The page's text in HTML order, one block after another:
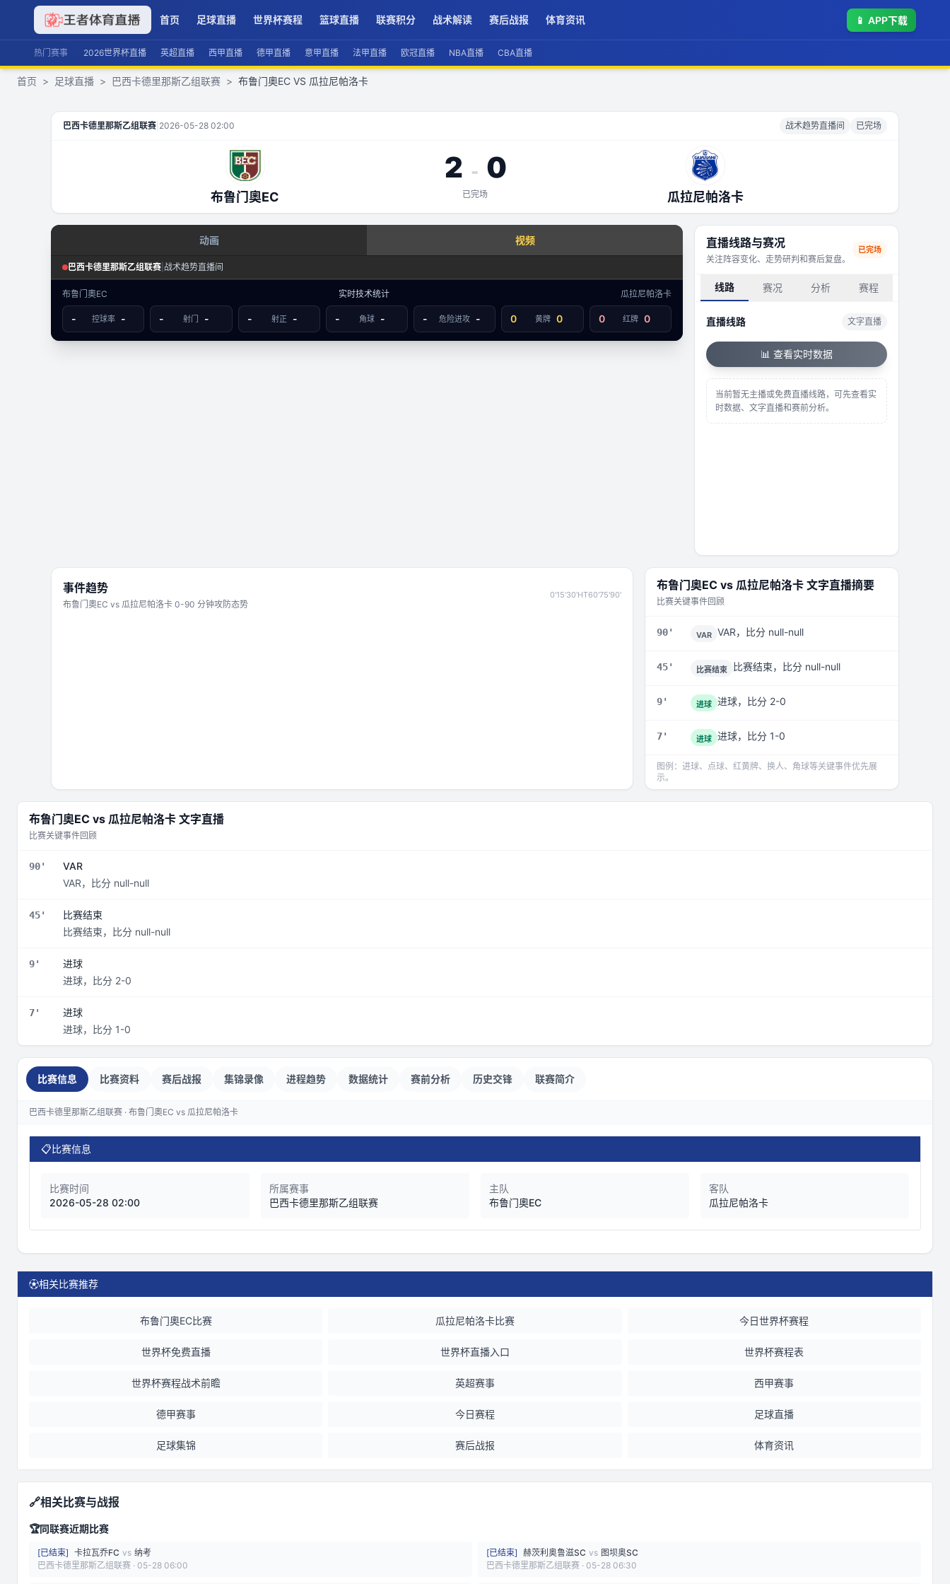
首页 足球直播 世界杯赛程 篮球直播 联赛积分 战术解读 赛后战报 体育资讯 📱 APP下载
热门赛事 2026世界杯直播 英超直播 西甲直播 德甲直播 意甲直播 法甲直播 欧冠直播 NBA直播 CBA直播
首页 > 足球直播 > 巴西卡德里那斯乙组联赛 > 布鲁门奧EC VS 瓜拉尼帕洛卡
布鲁门奧ECVS瓜拉尼帕洛卡直播
巴西卡德里那斯乙组联赛 2026-05-28 02:00 战术趋势直播间 已完场
布鲁门奧EC
2 - 0
已完场 瓜拉尼帕洛卡
动画 视频
巴西卡德里那斯乙组联赛 战术趋势直播间
巴西卡德里那斯乙组联赛
已结束
数据视图
-
查看实时数据
足球场景态势
布鲁门奧EC 实时技术统计 瓜拉尼帕洛卡
- 控球率 - - 射门 - - 射正 - - 角球 - - 危险进攻 - 0 黄牌 0 0 红牌 0
直播线路与赛况
关注阵容变化、走势研判和赛后复盘。
已完场
线路 赛况 分析 赛程
直播线路 文字直播
📊 查看实时数据
当前暂无主播或免费直播线路，可先查看实
时数据、文字直播和赛前分析。
事件趋势
布鲁门奧EC vs 瓜拉尼帕洛卡 0-90 分钟攻防态势
0'15'30'HT60'75'90'
布鲁门奧EC vs 瓜拉尼帕洛卡 文字直播摘要
比赛关键事件回顾
90' VAR VAR，比分 null-null
45' 比赛结束 比赛结束，比分 null-null
9' 进球 进球，比分 2-0
7' 进球 进球，比分 1-0
图例：进球、点球、红黄牌、换人、角球等关键事件优先展
示。
布鲁门奧EC vs 瓜拉尼帕洛卡 文字直播
比赛关键事件回顾
90'
VAR
VAR，比分 null-null
45'
比赛结束
比赛结束，比分 null-null
9'
进球
进球，比分 2-0
7'
进球
进球，比分 1-0
比赛信息 比赛资料 赛后战报 集锦录像 进程趋势 数据统计 赛前分析 历史交锋 联赛简介
巴西卡德里那斯乙组联赛 · 布鲁门奧EC vs 瓜拉尼帕洛卡
📋比赛信息
比赛时间
2026-05-28 02:00
所属赛事
巴西卡德里那斯乙组联赛
主队
布鲁门奧EC
客队
瓜拉尼帕洛卡
⚽相关比赛推荐
布鲁门奧EC比赛 瓜拉尼帕洛卡比赛 今日世界杯赛程
世界杯免费直播 世界杯直播入口 世界杯赛程表
世界杯赛程战术前瞻 英超赛事 西甲赛事
德甲赛事 今日赛程 足球直播
足球集锦 赛后战报 体育资讯
🔗相关比赛与战报
🏆同联赛近期比赛
[已结束] 卡拉瓦乔FC vs 纳考
巴西卡德里那斯乙组联赛 · 05-28 06:00
[已结束] 赫茨利奥鲁滋SC vs 图坝奥SC
巴西卡德里那斯乙组联赛 · 05-28 06:30